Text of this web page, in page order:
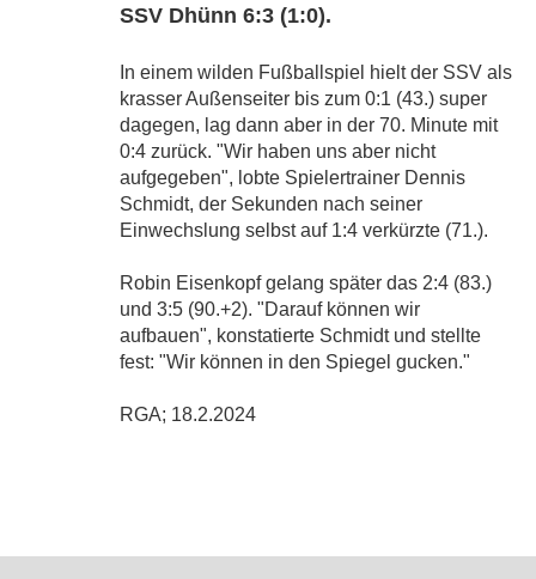
SSV Dhünn 6:3 (1:0).
In einem wilden Fußballspiel hielt der SSV als
krasser Außenseiter bis zum 0:1 (43.) super
dagegen, lag dann aber in der 70. Minute mit
0:4 zurück. "Wir haben uns aber nicht
aufgegeben", lobte Spielertrainer Dennis
Schmidt, der Sekunden nach seiner
Einwechslung selbst auf 1:4 verkürzte (71.).
Robin Eisenkopf gelang später das 2:4 (83.)
und 3:5 (90.+2). "Darauf können wir
aufbauen", konstatierte Schmidt und stellte
fest: "Wir können in den Spiegel gucken."
RGA; 18.2.2024